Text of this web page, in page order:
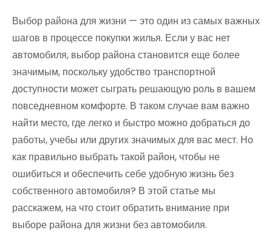
Выбор района для жизни — это один из самых важных
шагов в процессе покупки жилья. Если у вас нет
автомобиля, выбор района становится еще более
значимым, поскольку удобство транспортной
доступности может сыграть решающую роль в вашем
повседневном комфорте. В таком случае вам важно
найти место, где легко и быстро можно добраться до
работы, учебы или других значимых для вас мест. Но
как правильно выбрать такой район, чтобы не
ошибиться и обеспечить себе удобную жизнь без
собственного автомобиля? В этой статье мы
расскажем, на что стоит обратить внимание при
выборе района для жизни без автомобиля.